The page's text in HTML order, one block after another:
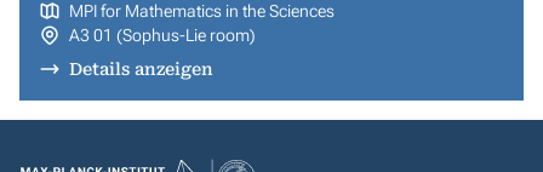
MPI for Mathematics in the Sciences
A3 01 (Sophus-Lie room)
Details anzeigen